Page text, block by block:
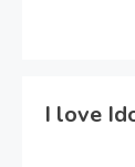
I love